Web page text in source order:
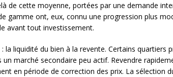
de cette moyenne, portées par une demande
gamme ont, eux, connu une progression plus
avant tout investissement.
la liquidité du bien à la revente. Certains quartiers
marché secondaire peu actif. Revendre
en période de correction des prix. La sélection